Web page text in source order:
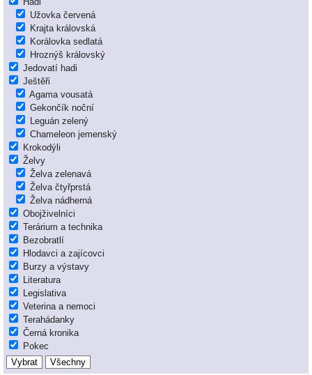
Užovka červená
Krajta královská
Korálovka sedlatá
Hroznýš královský
Jedovatí hadi
Ještěři
Agama vousatá
Gekončík noční
Leguán zelený
Chameleon jemenský
Krokodýli
Želvy
Želva zelenavá
Želva čtyřprstá
Želva nádherná
Obojživelníci
Terárium a technika
Bezobratlí
Hlodavci a zajícovci
Burzy a výstavy
Literatura
Legislativa
Veterina a nemoci
Terahádanky
Černá kronika
Pokec